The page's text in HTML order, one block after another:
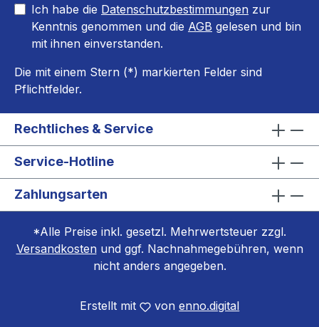
Ich habe die Datenschutzbestimmungen zur
Kenntnis genommen und die AGB gelesen und bin
mit ihnen einverstanden.
Die mit einem Stern (*) markierten Felder sind
Pflichtfelder.
Rechtliches & Service
Service-Hotline
Zahlungsarten
*Alle Preise inkl. gesetzl. Mehrwertsteuer zzgl.
Versandkostenund ggf. Nachnahmegebühren, wenn
nicht anders angegeben.
Erstellt mit vonenno.digital